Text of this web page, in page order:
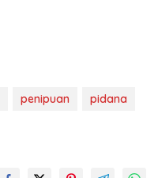
penipuan
pidana